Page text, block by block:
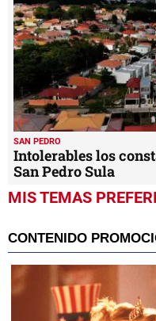
SAN PEDRO
Intolerables los
San Pedro Sula
MIS TEMAS